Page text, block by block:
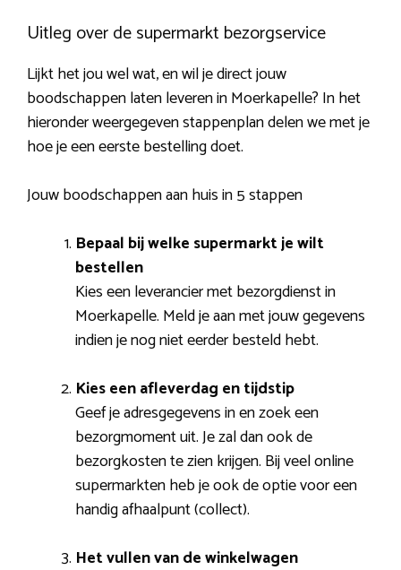
Uitleg over de supermarkt bezorgservice
Lijkt het jou wel wat, en wil je direct jouw
boodschappen laten leveren in Moerkapelle? In het
hieronder weergegeven stappenplan delen we met je
hoe je een eerste bestelling doet.
Jouw boodschappen aan huis in 5 stappen
Bepaal bij welke supermarkt je wilt
bestellen
Kies een leverancier met bezorgdienst in
Moerkapelle. Meld je aan met jouw gegevens
indien je nog niet eerder besteld hebt.
Kies een afleverdag en tijdstip
Geef je adresgegevens in en zoek een
bezorgmoment uit. Je zal dan ook de
bezorgkosten te zien krijgen. Bij veel online
supermarkten heb je ook de optie voor een
handig afhaalpunt (collect).
Het vullen van de winkelwagen